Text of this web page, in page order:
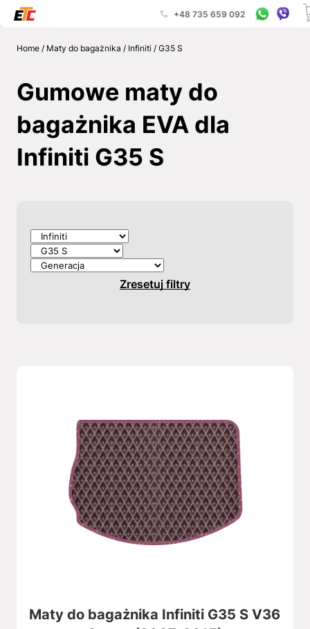
+48 735 659 092
Home/ Maty do bagażnika / Infiniti / G35 S
Gumowe maty do
bagażnika EVA dla
Infiniti G35 S
Zresetuj filtry
Maty do bagażnika Infiniti G35 S V36